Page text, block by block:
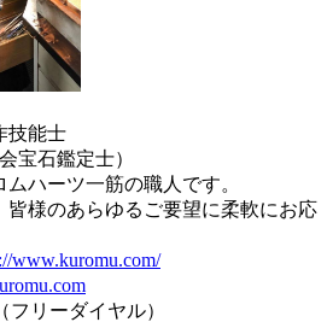
技能士
宝石鑑定士）
ハーツ一筋の職人です。
皆様のあらゆるご要望に柔軟にお応
www.kuromu.com/
フリーダイヤル）